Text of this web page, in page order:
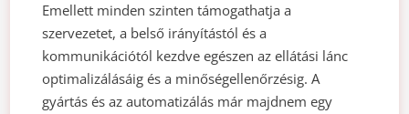
Emellett minden szinten támogathatja a
szervezetet, a belső irányítástól és a
kommunikációtól kezdve egészen az ellátási lánc
optimalizálásáig és a minőségellenőrzésig. A
gyártás és az automatizálás már majdnem egy